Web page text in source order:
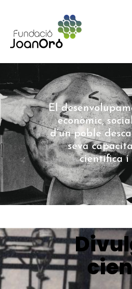
El
econòmic,
d’un poble
seva
científica i